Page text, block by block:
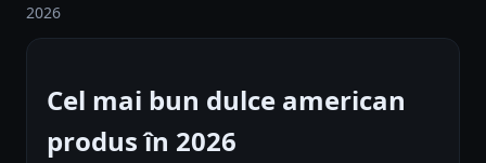
2026
Cel mai bun dulce american
produs în 2026